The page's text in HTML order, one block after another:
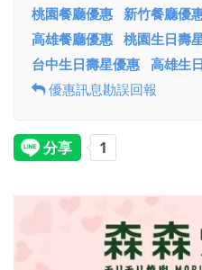
桃園餐廳優惠 新竹餐廳優
高雄餐廳優惠 桃園生日壽
台中生日壽星優惠 高雄生
優惠訊息勘誤回報